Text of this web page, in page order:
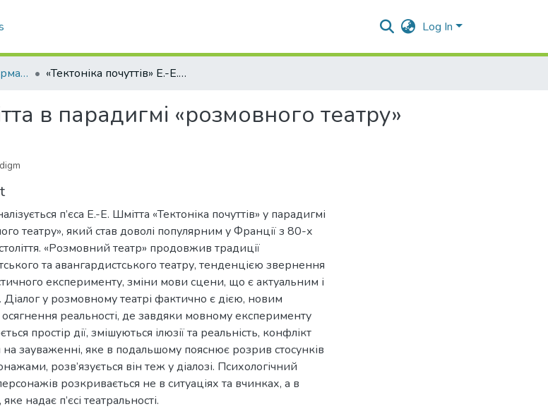
Log In
Записки з романо-германської філології «Тектоніка почуттів» Е.-Е. Шмітта в парадигмі «розмовного театру»
в парадигмі «розмовного театру»
п’єса Е.-Е. Шмітта «Тектоніка почуттів» у парадигмі
театру», який став доволі популярним у Франції з 80-х
«Розмовний театр» продовжив традиції
та авангардистського театру, тенденцією звернення
експерименту, зміни мови сцени, що є актуальним і
Діалог у розмовному театрі фактично є дією, новим
реальності, де завдяки мовному експерименту
простір дії, змішуються ілюзії та реальність, конфлікт
на зауваженні, яке в подальшому пояснює розрив стосунків
розв’язується він теж у діалозі. Психологічний
розкривається не в ситуаціях та вчинках, а в